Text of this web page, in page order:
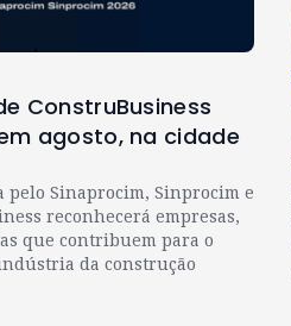
ConstruBusiness
agosto, na cidade
pelo Sinaprocim, Sinprocim e
reconhecerá empresas,
que contribuem para o
da construção